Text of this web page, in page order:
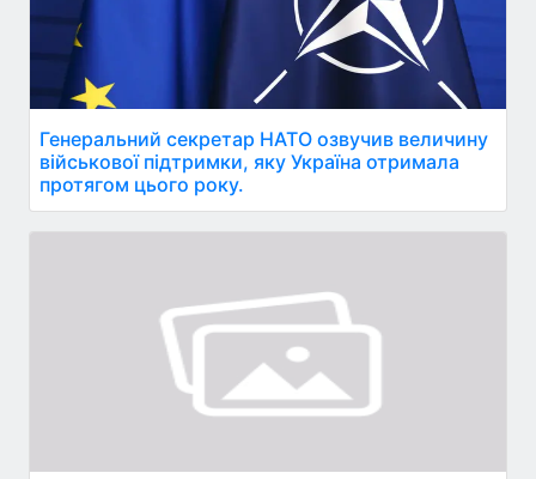
Генеральний секретар НАТО озвучив величину
військової підтримки, яку Україна отримала
протягом цього року.